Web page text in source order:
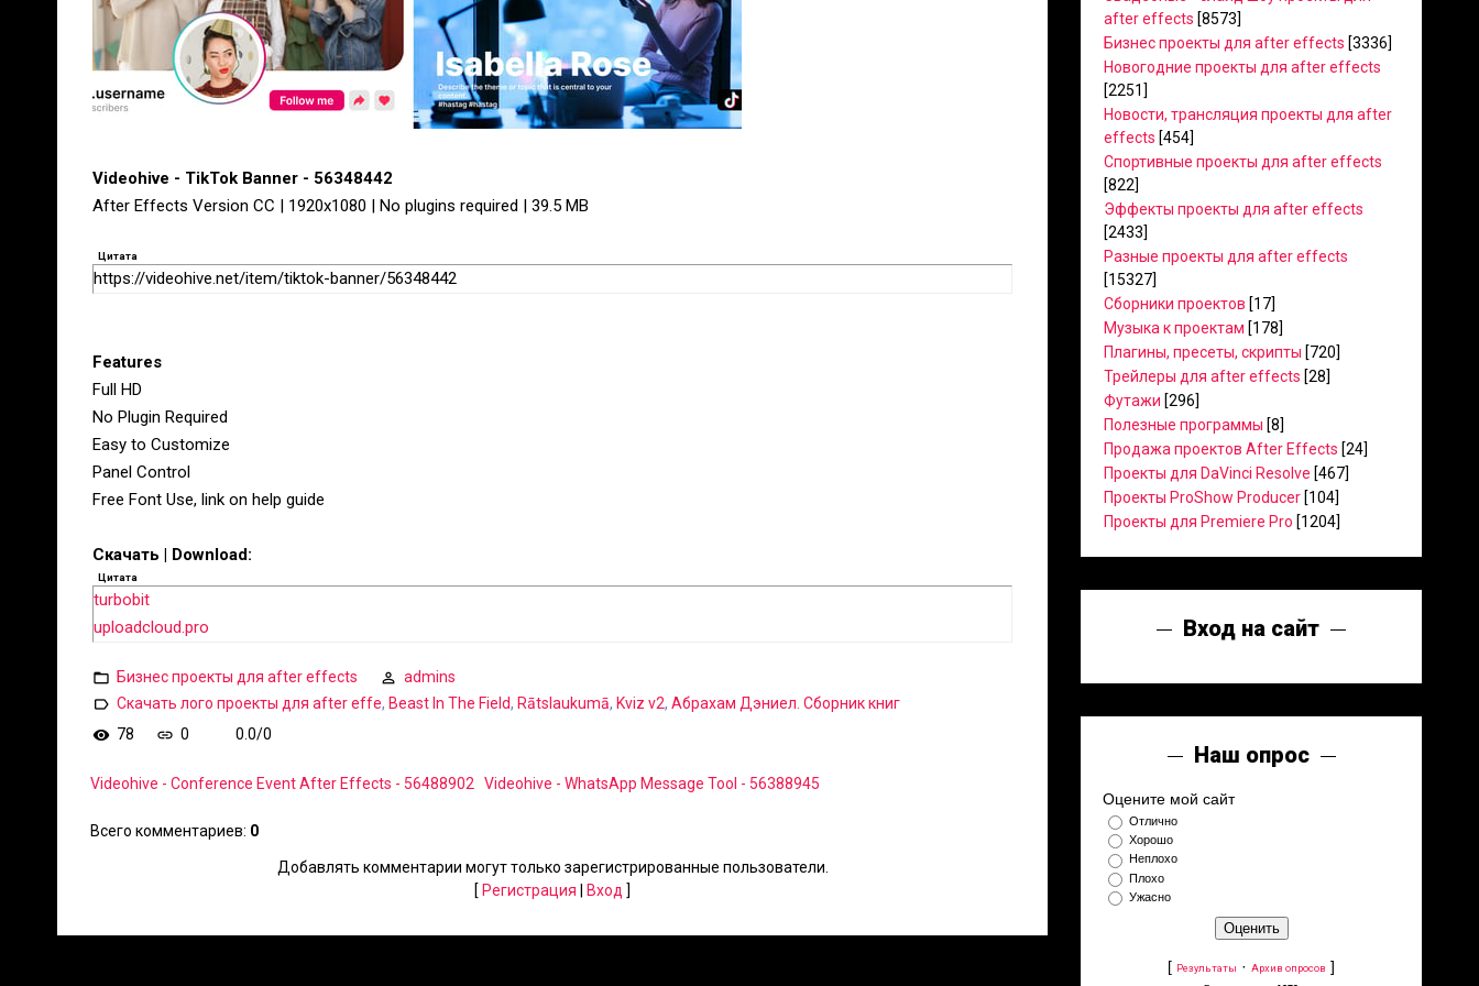
Videohive - TikTok Banner - 56348442
After Effects Version CC | 1920x1080 | No plugins required | 39.5 MB
Цитата
https://videohive.net/item/tiktok-banner/56348442
Features
Full HD
No Plugin Required
Easy to Customize
Panel Control
Free Font Use, link on help guide
Скачать | Download:
Цитата
turbobit
uploadcloud.pro
Бизнес проекты для after effects
admins
Скачать лого проекты для after effe, Beast In The Field, Rātslaukumā, Kviz v2, Абрахам Дэниел. Сборник книг
78
0 0.0/0
Videohive - Conference Event After Effects - 56488902 Videohive - WhatsApp Message Tool - 56388945
Всего комментариев: 0
Добавлять комментарии могут только зарегистрированные пользователи.
[ Регистрация Вход ]
after effects [8573]
Бизнес проекты для after effects [3336]
Новогодние проекты для after effects
[2251]
Новости, трансляция проекты для after
effects [454]
Спортивные проекты для after effects
[822]
Эффекты проекты для after effects
[2433]
Разные проекты для after effects
[15327]
Сборники проектов [17]
Музыка к проектам [178]
Плагины, пресеты, скрипты [720]
Трейлеры для after effects [28]
Футажи [296]
Полезные программы [8]
Продажа проектов After Effects [24]
Проекты для DaVinci Resolve [467]
Проекты ProShow Producer [104]
Проекты для Premiere Pro [1204]
Вход на сайт
Наш опрос
Оцените мой сайт
Отлично
Хорошо
Неплохо
Плохо
Ужасно
[ Результаты · Архив опросов ]